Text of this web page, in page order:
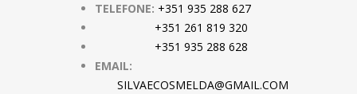
TELEFONE: +351 935 288 627
+351 261 819 320
+351 935 288 628
EMAIL:
SILVAECOSMELDA@GMAIL.COM